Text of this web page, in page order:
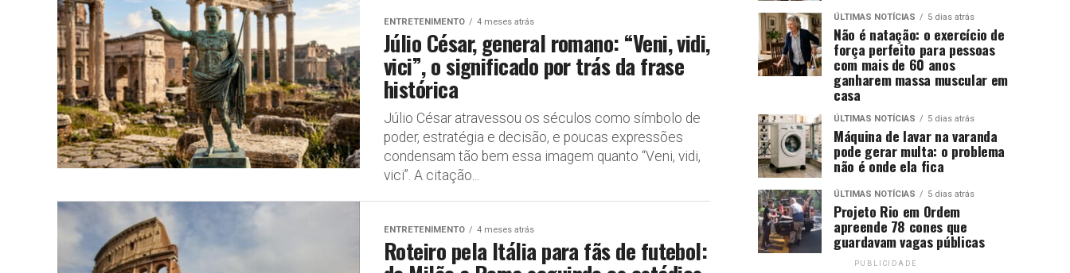
ENTRETENIMENTO 4 meses atrás
Júlio César, general romano: “Veni, vidi,
vici”, o significado por trás da frase
histórica
Júlio César atravessou os séculos como símbolo de
poder, estratégia e decisão, e poucas expressões
condensam tão bem essa imagem quanto “Veni, vidi,
vici”. A citação...
ENTRETENIMENTO 4 meses atrás
Roteiro pela Itália para fãs de futebol:
ÚLTIMAS NOTÍCIAS 5 dias atrás
Não é natação: o exercício de
força perfeito para pessoas
com mais de 60 anos
ganharem massa muscular em
casa
ÚLTIMAS NOTÍCIAS 5 dias atrás
Máquina de lavar na varanda
pode gerar multa: o problema
não é onde ela fica
ÚLTIMAS NOTÍCIAS 5 dias atrás
Projeto Rio em Ordem
apreende 78 cones que
guardavam vagas públicas
PUBLICIDADE